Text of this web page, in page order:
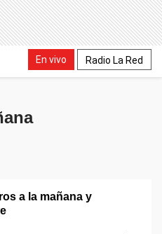
En vivo Radio La Red
a la mañana y